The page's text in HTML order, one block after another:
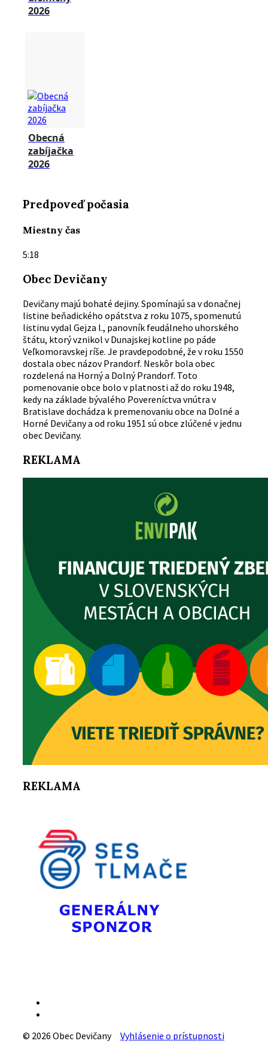
2026
Obecná
zabíjačka
2026
Predpoveď počasia
Miestny čas
5:18
Obec Devičany
Devičany majú bohaté dejiny. Spomínajú sa v donačnej
listine beňadického opátstva z roku 1075, spomenutú
listinu vydal Gejza l., panovník feudálneho uhorského
štátu, ktorý vznikol v Dunajskej kotline po páde
Veľkomoravskej ríše. Je pravdepodobné, že v roku 1550
dostala obec názov Prandorf. Neskôr bola obec
rozdelená na Horný a Dolný Prandorf. Toto
pomenovanie obce bolo v platnosti až do roku 1948,
kedy na základe bývalého Povereníctva vnútra v
Bratislave dochádza k premenovaniu obce na Dolné a
Horné Devičany a od roku 1951 sú obce zlúčené v jednu
obec Devičany.
REKLAMA
REKLAMA
© 2026 Obec Devičany Vyhlásenie o prístupnosti